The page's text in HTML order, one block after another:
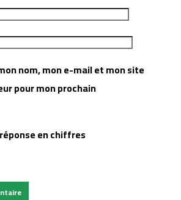
nom, mon e-mail et mon site
pour mon prochain
en chiffres